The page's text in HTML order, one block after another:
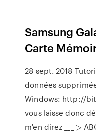
Samsung
Carte
28 sept. 2018
données
Windows: http://
vous laisse donc
m'en direz ___ ▷